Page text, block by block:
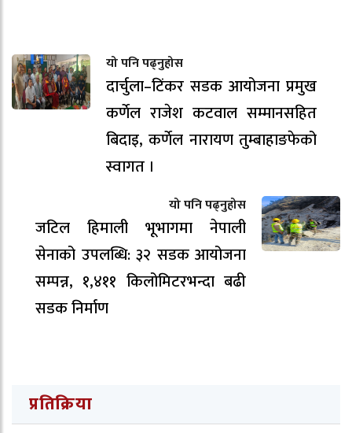
यो पनि पढ्नुहोस
दार्चुला–टिंकर सडक आयोजना प्रमुख
कर्णेल राजेश कटवाल सम्मानसहित
बिदाइ, कर्णेल नारायण तुम्बाहाङफेको
स्वागत ।
यो पनि पढ्नुहोस
जटिल हिमाली भूभागमा नेपाली
सेनाको उपलब्धि: ३२ सडक आयोजना
सम्पन्न, १,४११ किलोमिटरभन्दा बढी
सडक निर्माण
प्रतिक्रिया